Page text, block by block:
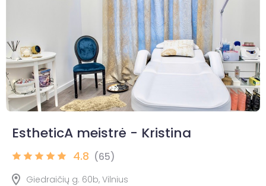
EstheticA meistrė - Kristina
4.8 (65)
Giedraičių g. 60b, Vilnius